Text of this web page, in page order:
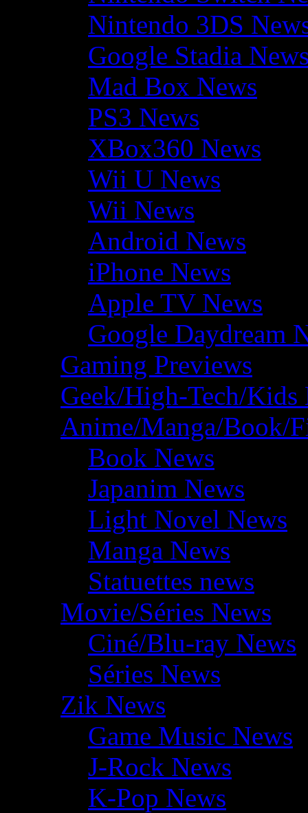
Nintendo 3DS
Google Stadia
Mad Box News
PS3 News
XBox360 News
Wii U News
Wii News
Android News
iPhone News
Apple TV News
Google Daydream
Gaming Previews
Geek/High-Tech/Kids
Anime/Manga/Book/
Book News
Japanim News
Light Novel News
Manga News
Statuettes news
Movie/Séries News
Ciné/Blu-ray News
Séries News
Zik News
Game Music News
J-Rock News
K-Pop News